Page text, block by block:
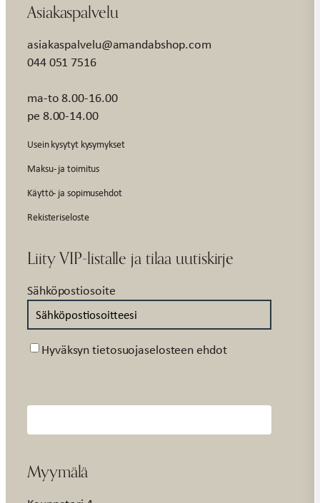
Asiakaspalvelu
asiakaspalvelu@amandabshop.com
044 051 7516
ma-to 8.00-16.00
pe 8.00-14.00
Usein kysytyt kysymykset
Maksu- ja toimitus
Käyttö- ja sopimusehdot
Rekisteriseloste
Liity VIP-listalle ja tilaa uutiskirje
Sähköpostiosoite
Suostumus
Hyväksyn tietosuojaselosteen ehdot
Myymälä